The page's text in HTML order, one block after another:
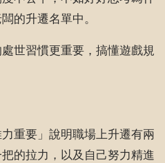
的升遷名單中。
世習慣更重要，搞懂遊戲規
重要」說明職場上升遷有兩
的拉力，以及自己努力精進